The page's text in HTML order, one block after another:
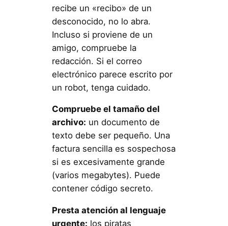
recibe un «recibo» de un
desconocido, no lo abra.
Incluso si proviene de un
amigo, compruebe la
redacción. Si el correo
electrónico parece escrito por
un robot, tenga cuidado.
Compruebe el tamaño del
archivo: un documento de
texto debe ser pequeño. Una
factura sencilla es sospechosa
si es excesivamente grande
(varios megabytes). Puede
contener código secreto.
Presta atención al lenguaje
urgente: los piratas